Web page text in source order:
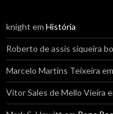
knight em História
Roberto de assis siqueira
Marcelo Martins Teixeira em
Vitor Sales de Mello Vieira